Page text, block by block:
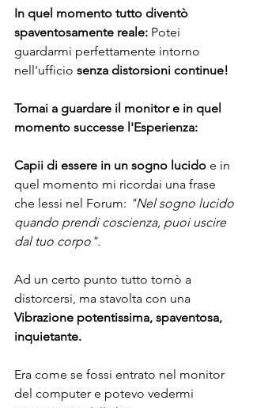
In quel momento tutto diventò
spaventosamente reale: Potei
guardarmi perfettamente intorno
nell'ufficio senza distorsioni continue!
Tornai a guardare il monitor e in quel
momento successe l'Esperienza:
Capii di essere in un sogno lucido e in
quel momento mi ricordai una frase
che lessi nel Forum: "Nel sogno lucido
quando prendi coscienza, puoi uscire
dal tuo corpo".
Ad un certo punto tutto tornò a
distorcersi, ma stavolta con una
Vibrazione potentissima, spaventosa,
inquietante.
Era come se fossi entrato nel monitor
del computer e potevo vedermi